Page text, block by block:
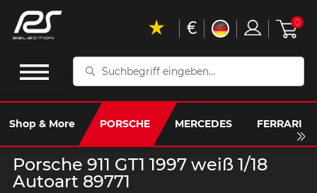
Suchbegriff
Shop & More PORSCHE MERCEDES FERRARI
€ 0
Porsche 911 GT1 1997 weiß 1/18
Autoart 89771